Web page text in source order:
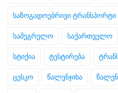
საზოგადოებრივი ტრანსპორტი
სამეგრელო საქართველო
სტიქია ტესტირება
ცესკო წალენჯიხა